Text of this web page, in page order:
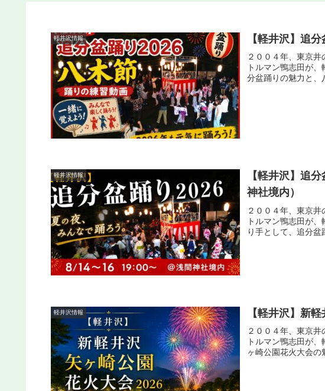
軽井沢情報 【軽井沢】追
２００４年、東京
トルマン鴨志田が
分盆踊りの魅力と、
軽井沢情報
【軽井沢】追
神社境内）
２００４年、東京
トルマン鴨志田が
り手として、追分盆
軽井沢情報 【軽井沢】新
２００４年、東京
トルマン鴨志田が
ヶ崎公園花火大会の